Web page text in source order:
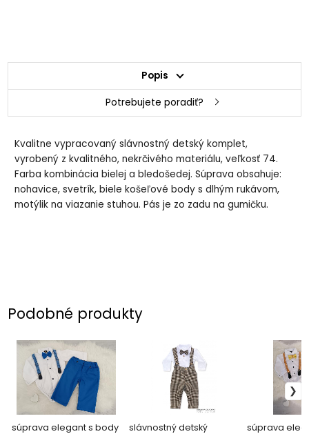
Popis
Potrebujete poradiť?
Kvalitne vypracovaný slávnostný detský komplet,
vyrobený z kvalitného, nekrčivého materiálu, veľkosť 74.
Farba kombinácia bielej a bledošedej. Súprava obsahuje:
nohavice, svetrík, biele košeľové body s dlhým rukávom,
motýlik na viazanie stuhou. Pás je zo zadu na gumičku.
Podobné produkty
súprava elegant s body
slávnostný detský
súprava